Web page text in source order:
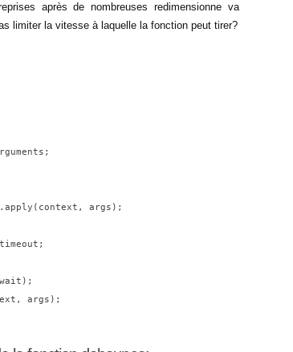
après de nombreuses redimensionne va
limiter la vitesse à laquelle la fonction peut tirer?